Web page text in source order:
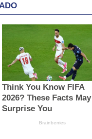
Think You Know FIFA
2026? These Facts May
Surprise You
Brainberries